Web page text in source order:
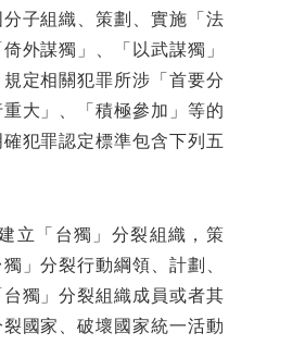
分子組織、策劃、實施「法
外謀獨」、「以武謀獨」
定相關犯罪所涉「首要分
大」、「積極參加」等的
犯罪認定標準包含下列五
立「台獨」分裂組織，策
」分裂行動綱領、計劃、
獨」分裂組織成員或者其
國家、破壞國家統一活動